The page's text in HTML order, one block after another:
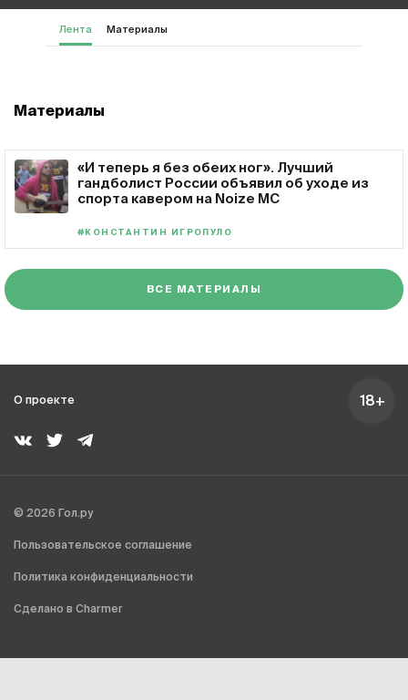
Лента Материалы
Материалы
«И теперь я без обеих ног». Лучший
гандболист России объявил об уходе из
спорта кавером на Noize MC
#КОНСТАНТИН ИГРОПУЛО
ВСЕ МАТЕРИАЛЫ
О проекте 18+
© 2026 Гол.ру
Пользовательское соглашение
Политика конфиденциальности
Сделано в Charmer